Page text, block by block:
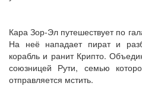
Кара Зор-Эл путешествует по
На неё нападает пират и
корабль и ранит Крипто.
союзницей Рути, семью
отправляется мстить.